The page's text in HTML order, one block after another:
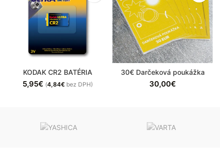
KODAK CR2 BATÉRIA
5,95€ (4,84€bez DPH)
30€ Darčeková poukážka
30,00€